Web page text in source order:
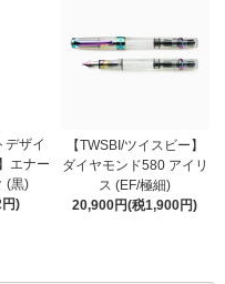
デザイ
エナー
(黒)
)
【TWSBI/ツイスビー】
ダイヤモンド580 アイリ
ス (EF/極細)
20,900円(税1,900円)